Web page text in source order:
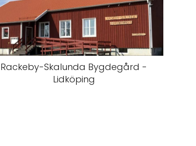
Rackeby-Skalunda Bygdegård -
Lidköping